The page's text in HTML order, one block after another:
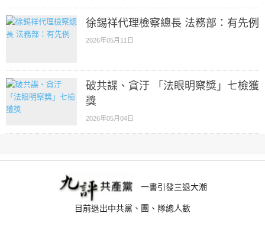
徐錫祥代理檢察總長 法務部：有先例
2026年05月11日
破共諜、貪汙 「法眼明察獎」七檢獲
獎
2026年05月04日
一書引發三退大潮
目前退出中共黨、團、隊總人數